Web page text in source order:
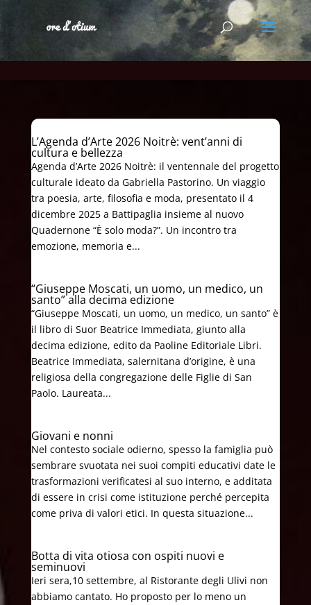
L’Agenda d’Arte 2026 Noitrè: vent’anni di
cultura e bellezza
Agenda d’Arte 2026 Noitrè: il ventennale del progetto
culturale ideato da Gabriella Pastorino. Un viaggio
tra poesia, arte, filosofia e moda, presentato il 4
dicembre 2025 a Battipaglia insieme al nuovo
Quadernone “È solo moda?”. Un incontro tra
emozione, memoria e...
“Giuseppe Moscati, un uomo, un medico, un
santo” alla decima edizione
“Giuseppe Moscati, un uomo, un medico, un santo” è
il libro di Suor Beatrice Immediata, giunto alla
decima edizione, edito da Paoline Editoriale Libri.
Beatrice Immediata, salernitana d’origine, è una
religiosa della congregazione delle Figlie di San
Paolo. Laureata...
Giovani e nonni
Nel contesto sociale odierno, spesso la famiglia può
sembrare svuotata nei suoi compiti educativi date le
trasformazioni verificatesi al suo interno, e additata
di essere in crisi come istituzione perché percepita
come priva di valori etici. In questa situazione...
Botta di vita otiosa con ospiti nuovi e
seminuovi
Ieri sera,10 settembre, al Ristorante degli Ulivi non
abbiamo cantato. Ho proposto per lo meno un